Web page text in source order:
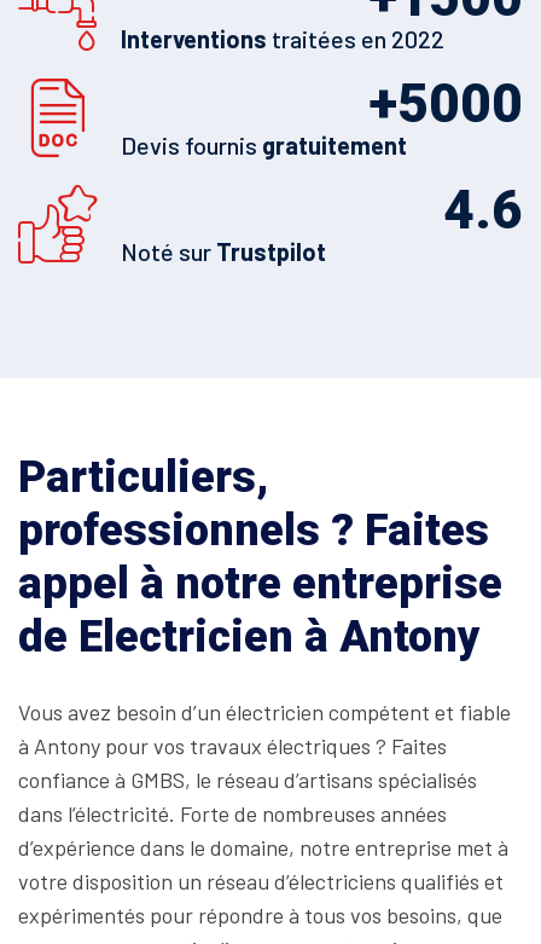
Interventions traitées en 2022
5000
+
Devis fournis gratuitement
4.6
Noté sur Trustpilot
Particuliers,
professionnels ? Faites
appel à notre entreprise
de Electricien à Antony
Vous avez besoin d’un électricien compétent et fiable
à Antony pour vos travaux électriques ? Faites
confiance à GMBS, le réseau d’artisans spécialisés
dans l’électricité. Forte de nombreuses années
d’expérience dans le domaine, notre entreprise met à
votre disposition un réseau d’électriciens qualifiés et
expérimentés pour répondre à tous vos besoins, que